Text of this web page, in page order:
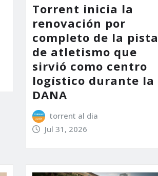
Torrent inicia la
renovación por
completo de la pista
de atletismo que
sirvió como centro
logístico durante la
DANA
torrent al dia
Jul 31, 2026